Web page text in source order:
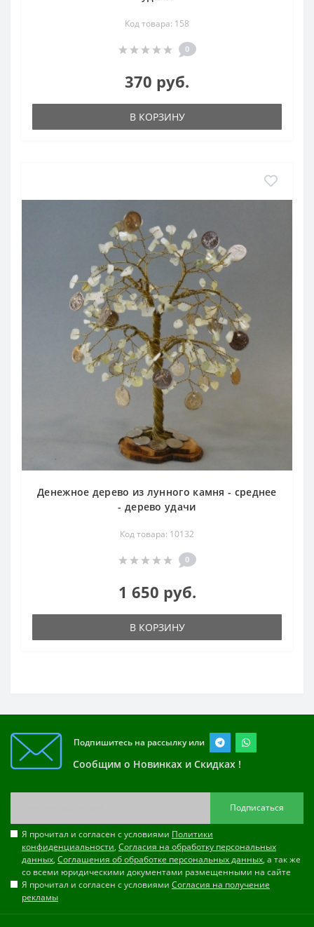
Код товара: 158
0
370 руб.
В КОРЗИНУ
Денежное дерево из лунного камня - среднее
- дерево удачи
Код товара: 10132
0
1 650 руб.
В КОРЗИНУ
Подпишитесь на рассылку или
Сообщим о Новинках и Скидках !
Подписаться
Я прочитал и согласен с условиями Политики
конфиденциальности, Согласия на обработку персональных
данных, Соглашения об обработке персональных данных, а так же
со всеми юридическими документами размещенными на сайте
Я прочитал и согласен с условиями Согласия на получение
рекламы